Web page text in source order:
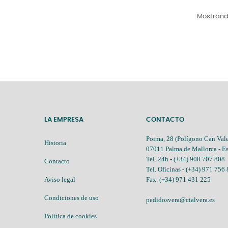
LA EMPRESA
Historia
Contacto
Aviso legal
Condiciones de uso
Política de cookies
CONTACTO
Poima, 28 (Polígono Can
07011 Palma de Mallorca -
Tel. 24h - (+34) 900 707 808
Tel. Oficinas - (+34) 971 756
Fax. (+34) 971 431 225
pedidosvera@cialvera.es